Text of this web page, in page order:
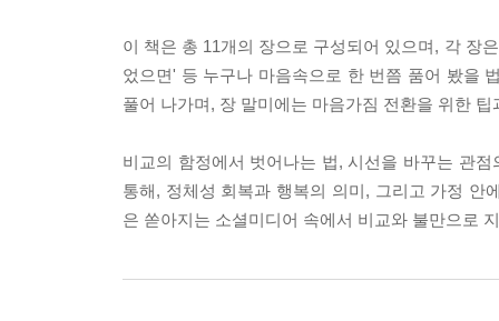
이 책은 총 11개의 장으로 구성되어 있으며, 각 장
었으면' 등 누구나 마음속으로 한 번쯤 품어 봤을
풀어 나가며, 장 말미에는 마음가짐 전환을 위한
비교의 함정에서 벗어나는 법, 시선을 바꾸는 관
통해, 정체성 회복과 행복의 의미, 그리고 가정 안
은 쏟아지는 소셜미디어 속에서 비교와 불만으로